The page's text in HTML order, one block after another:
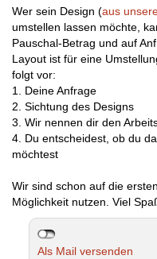
Wer sein Design (aus
umstellen lassen möchte,
Pauschal-Betrag und auf
Layout ist für eine
folgt vor:
1. Deine Anfrage
2. Sichtung des Designs
3. Wir nennen dir den
4. Du entscheidest, ob du
möchtest
Wir sind schon auf die
Möglichkeit nutzen. Viel
Als Mail versenden